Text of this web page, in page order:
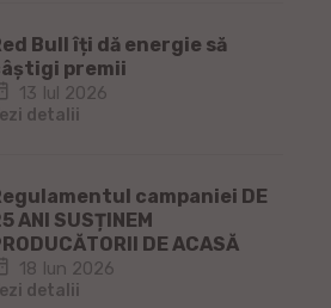
Bull îți dă energie să
premii
13 Iul 2026
detalii
campaniei DE
ANI SUSȚINEM
DE ACASĂ
18 Iun 2026
detalii